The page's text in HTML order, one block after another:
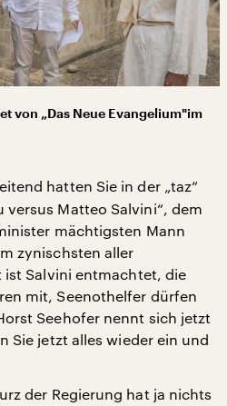
von „Das Neue Evangelium"im
hatten Sie in der „taz“
versus Matteo Salvini“, dem
mächtigsten Mann
zynischsten aller
ist Salvini entmachtet, die
mit, Seenothelfer dürfen
Seehofer nennt sich jetzt
Sie jetzt alles wieder ein und
der Regierung hat ja nichts